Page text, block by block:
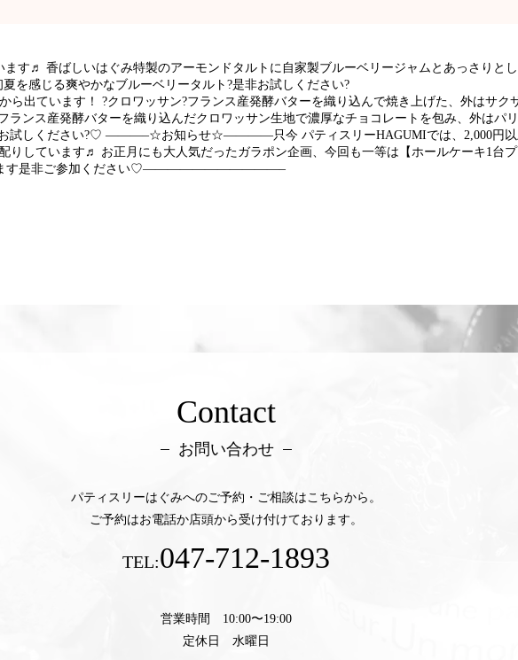
ます♬ 香ばしいはぐみ特製のアーモンドタルトに自家製ブルーベリージャムとあっさりと
を感じる爽やかなブルーベリータルト?是非お試しください?
ら出ています！ ?クロワッサン?フランス産発酵バターを織り込んで焼き上げた、外はサク
ンス産発酵バターを織り込んだクロワッサン生地で濃厚なチョコレートを包み、外はパ
試しください?♡ ———–☆お知らせ☆————只今 パティスリーHAGUMIでは、2,000円以
りしています♬ お正月にも大人気だったガラポン企画、今回も一等は【ホールケーキ1台
ります是非ご参加ください♡———————————–
Contact
お問い合わせ
パティスリーはぐみへのご予約・ご相談はこちらから。
ご予約はお電話か店頭から受け付けております。
TEL:047-712-1893
営業時間 10:00〜19:00
定休日 水曜日